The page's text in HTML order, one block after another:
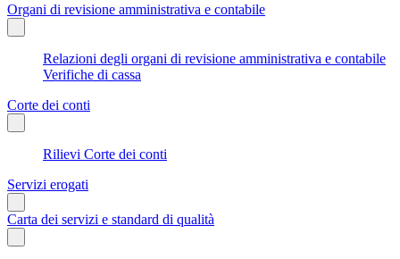
Organi di revisione amministrativa e contabile
Relazioni degli organi di revisione amministrativa e contabile
Verifiche di cassa
Corte dei conti
Rilievi Corte dei conti
Servizi erogati
Carta dei servizi e standard di qualità